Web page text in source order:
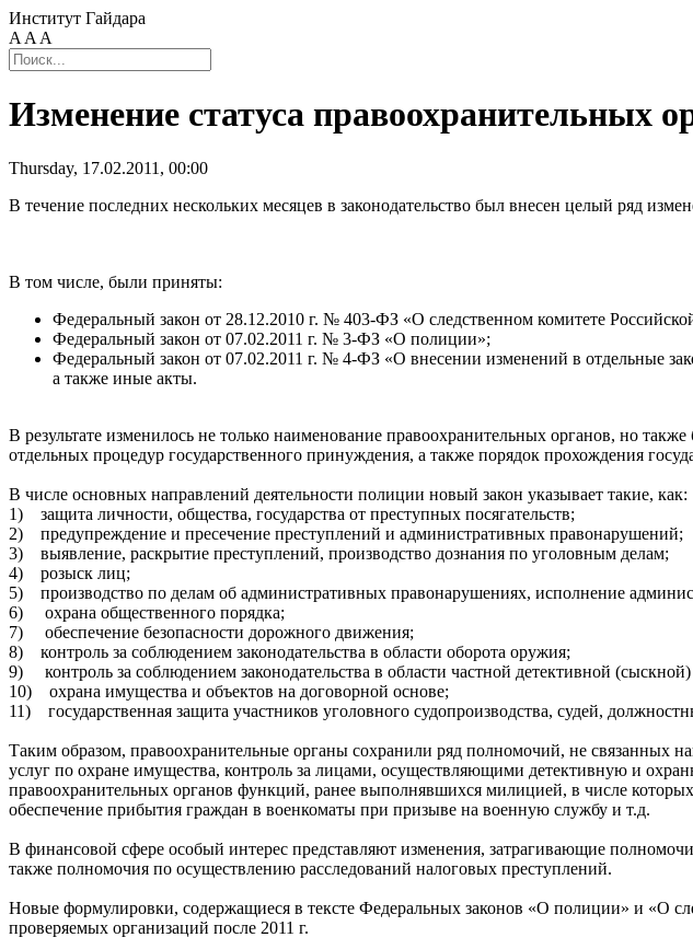
Институт Гайдара
A A A
Изменение статуса правоохранительных
Thursday, 17.02.2011, 00:00
В течение последних нескольких месяцев в законодательство был внесен целый ряд
В том числе, были приняты:
Федеральный закон от 28.12.2010 г. № 403-ФЗ «О следственном комитете
Федеральный закон от 07.02.2011 г. № 3-ФЗ «О полиции»;
Федеральный закон от 07.02.2011 г. № 4-ФЗ «О внесении изменений в отдельные
а также иные акты.
В результате изменилось не только наименование правоохранительных органов, но
отдельных процедур государственного принуждения, а также порядок прохождения
В числе основных направлений деятельности полиции новый закон указывает такие, как:
1) защита личности, общества, государства от преступных посягательств;
2) предупреждение и пресечение преступлений и административных правонарушений;
3) выявление, раскрытие преступлений, производство дознания по уголовным делам;
4) розыск лиц;
5) производство по делам об административных правонарушениях, исполнение
6) охрана общественного порядка;
7) обеспечение безопасности дорожного движения;
8) контроль за соблюдением законодательства в области оборота оружия;
9) контроль за соблюдением законодательства в области частной детективной
10) охрана имущества и объектов на договорной основе;
11) государственная защита участников уголовного судопроизводства, судей,
Таким образом, правоохранительные органы сохранили ряд полномочий, не связанных
услуг по охране имущества, контроль за лицами, осуществляющими детективную и
правоохранительных органов функций, ранее выполнявшихся милицией, в числе
обеспечение прибытия граждан в военкоматы при призыве на военную службу и т.д.
В финансовой сфере особый интерес представляют изменения, затрагивающие
также полномочия по осуществлению расследований налоговых преступлений.
Новые формулировки, содержащиеся в тексте Федеральных законов «О полиции» и «О
проверяемых организаций после 2011 г.